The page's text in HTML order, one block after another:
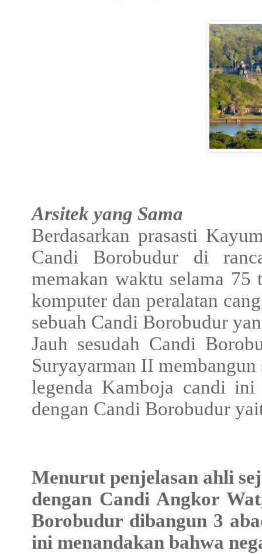
Arsitek yang Sama
Berdasarkan prasasti
Candi Borobudur di
memakan waktu selama 75
komputer dan peralatan
sebuah Candi Borobudur
Jauh sesudah Candi
Suryayarman II
legenda Kamboja candi
dengan Candi Borobudur
Menurut penjelasan ahli
dengan Candi Angkor
Borobudur dibangun 3
ini menandakan bahwa